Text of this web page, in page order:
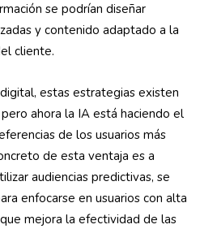
se podrían diseñar
y contenido adaptado a la
cliente.
estas estrategias existen
ahora la IA está haciendo el
de los usuarios más
de esta ventaja es a
audiencias predictivas, se
enfocarse en usuarios con alta
mejora la efectividad de las